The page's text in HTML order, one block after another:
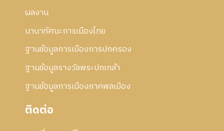
ผลงาน
นานาทัศนะการเมืองไทย
ฐานข้อมูลการเมืองการปกครอง
ฐานข้อมูลรางวัลพระปกเกล้า
ฐานข้อมูลการเมืองภาคพลเมือง
ติดต่อ